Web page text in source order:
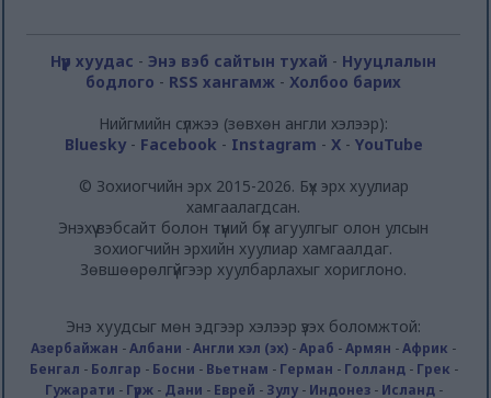
Нүүр хуудас -Энэ вэб сайтын тухай - Нууцлалын
бодлого - RSS хангамж - Холбоо барих
Нийгмийн сүлжээ (зөвхөн англи хэлээр):
Bluesky- Facebook - Instagram - X- YouTube
© Зохиогчийн эрх 2015-2026. Бүх эрх хуулиар
хамгаалагдсан.
Энэхүү вэбсайт болон түүний бүх агуулгыг олон улсын
зохиогчийн эрхийн хуулиар хамгаалдаг.
Зөвшөөрөлгүйгээр хуулбарлахыг хориглоно.
Энэ хуудсыг мөн эдгээр хэлээр үзэх боломжтой:
Азербайжан -Албани -Англи хэл (эх) -Араб -Армян -Африк -
Бенгал - Болгар - Босни - Вьетнам - Герман - Голланд- Грек -
Гужарати - Гүрж- Дани - Еврей - Зулу- Индонез- Исланд-